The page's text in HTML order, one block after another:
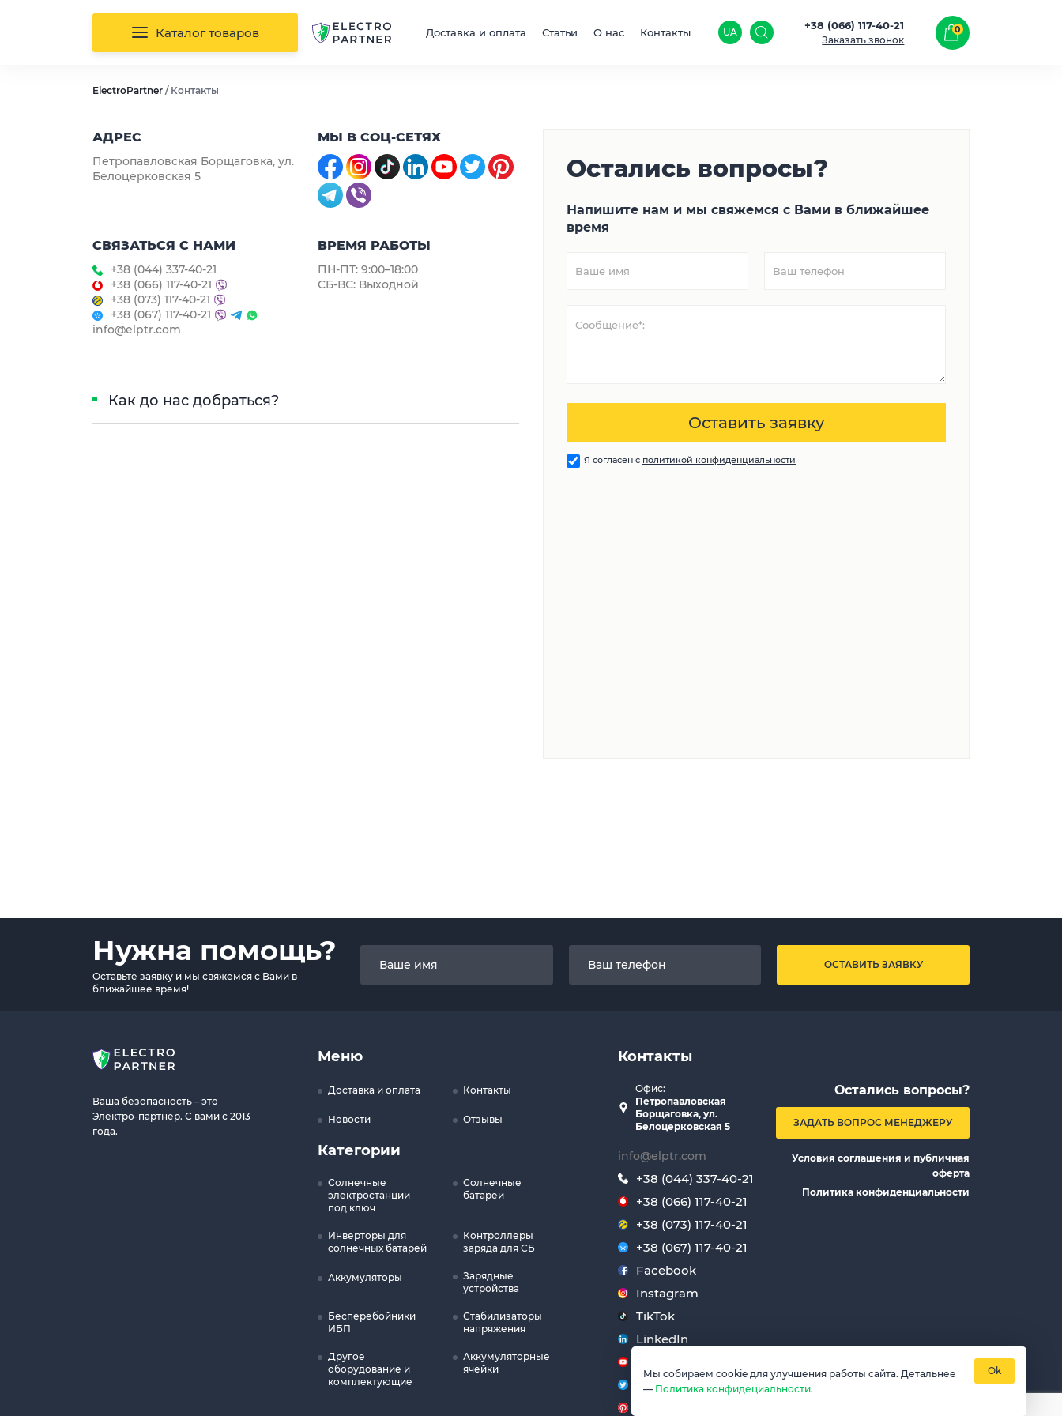
Каталог товаров Доставка и оплата Статьи О нас Контакты UA
+38 (066) 117-40-21
Заказать звонок
0
ElectroPartner / Контакты
АДРЕС
Петропавловская Борщаговка, ул.
Белоцерковская 5
МЫ В СОЦ-СЕТЯХ
СВЯЗАТЬСЯ С НАМИ
+38 (044) 337-40-21
+38 (066) 117-40-21
+38 (073) 117-40-21
+38 (067) 117-40-21
info@elptr.com
ВРЕМЯ РАБОТЫ
ПН-ПТ: 9:00–18:00
СБ-ВС: Выходной
Как до нас добраться?
Остались вопросы?
Напишите нам и мы свяжемся с Вами в ближайшее
время
Я согласен с политикой конфиденциальности
Нужна помощь?
Оставьте заявку и мы свяжемся с Вами в
ближайшее время!
ОСТАВИТЬ ЗАЯВКУ
Ваша безопасность – это
Электро-партнер. С вами с 2013
года.
Меню
Доставка и оплата Контакты
Новости Отзывы
Категории
Солнечные
электростанции
под ключ
Солнечные
батареи
Инверторы для
солнечных батарей
Контроллеры
заряда для СБ
Аккумуляторы
Зарядные
устройства
Бесперебойники
ИБП
Стабилизаторы
напряжения
Другое
оборудование и
комплектующие
Аккумуляторные
ячейки
Контакты
Офис:
Петропавловская
Борщаговка, ул.
Белоцерковская 5
info@elptr.com
+38 (044) 337-40-21
+38 (066) 117-40-21
+38 (073) 117-40-21
+38 (067) 117-40-21
Facebook
Instagram
TikTok
LinkedIn
Twitter
Остались вопросы?
ЗАДАТЬ ВОПРОС МЕНЕДЖЕРУ
Условия соглашения и публичная
оферта
Политика конфиденциальности
Мы собираем cookie для улучшения работы сайта. Детальнее
— Политика конфидециальности.
Ok